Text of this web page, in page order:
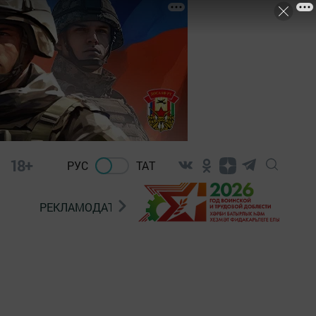
18+ РУС ТАТ
РЕКЛАМОДАТЕЛЯМ